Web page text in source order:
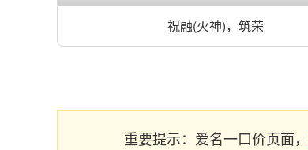
祝融(火神)，筑荣
重要提示：爱名一口价页面，